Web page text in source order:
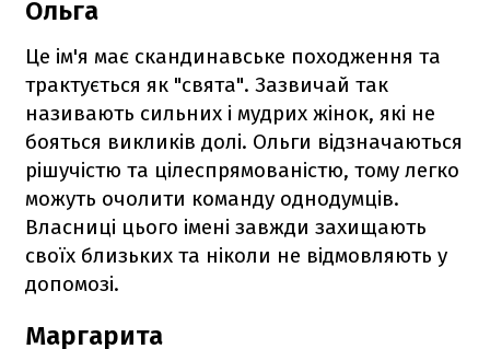
Ольга
Це ім'я має скандинавське походження та
трактується як "свята". Зазвичай так
називають сильних і мудрих жінок, які не
бояться викликів долі. Ольги відзначаються
рішучістю та цілеспрямованістю, тому легко
можуть очолити команду однодумців.
Власниці цього імені завжди захищають
своїх близьких та ніколи не відмовляють у
допомозі.
Маргарита